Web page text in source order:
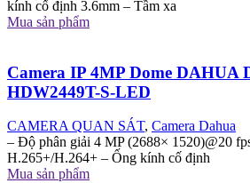
kính cố định 3.6mm – Tầm xa
Mua sản phẩm
Camera IP 4MP Dome DAHUA
HDW2449T-S-LED
CAMERA QUAN SÁT, Camera Dahua
– Độ phân giải 4 MP (2688× 1520)@20
H.265+/H.264+ – Ống kính cố định
Mua sản phẩm